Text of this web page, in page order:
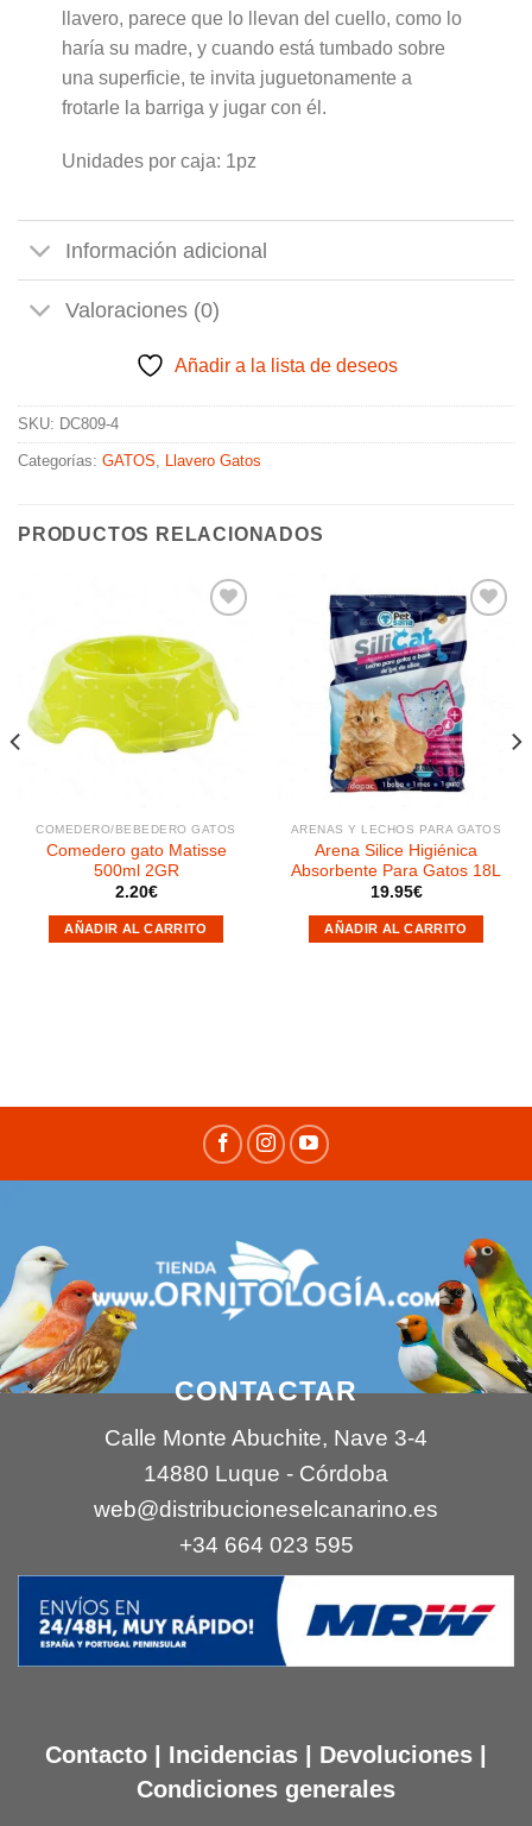
llavero, parece que lo llevan del cuello, como lo
haría su madre, y cuando está tumbado sobre
una superficie, te invita juguetonamente a
frotarle la barriga y jugar con él.
Unidades por caja: 1pz
Información adicional
Valoraciones (0)
Añadir a la lista de deseos
SKU: DC809-4
Categorías: GATOS, Llavero Gatos
PRODUCTOS RELACIONADOS
Añadir
a la
lista de
deseos
COMEDERO/BEBEDERO GATOS
Comedero gato Matisse
500ml 2GR
2.20€
AÑADIR AL CARRITO
Añadir
lista de
deseos
ARENAS Y LECHOS PARA GATOS
Arena Silice Higiénica
Absorbente Para Gatos 18L
19.95€
AÑADIR AL CARRITO
CONTACTAR
Calle Monte Abuchite, Nave 3-4
14880 Luque - Córdoba
web@distribucioneselcanarino.es
+34 664 023 595
Contacto | Incidencias | Devoluciones |
Condiciones generales